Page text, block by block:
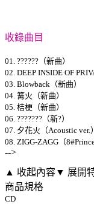
收錄曲目
01. ??????（新曲）
02. DEEP INSIDE OF
03. Blowback（新曲）
04. 篝火（新曲）
05. 桔梗（新曲）
06. ???????（新?）
07. 夕花火（Acoustic ver.）
08. ZIGG-ZAGG（
-->
▲ 收起內容▼ 展開
商品規格
CD